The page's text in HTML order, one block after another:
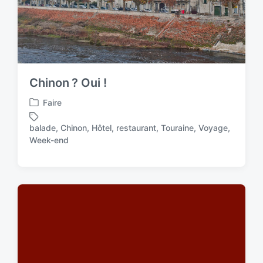
Chinon ? Oui !
P
o
s
t
Faire
T
e
balade, Chinon, Hôtel, restaurant, Touraine, Voyage,
Week-end